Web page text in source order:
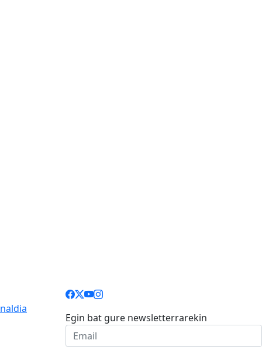
Egin bat gure newsletterrarekin